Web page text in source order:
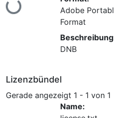
Lade...
Adobe
Format
DNB
Lizenzbündel
Gerade angezeigt 1 - 1 von 1
Name: